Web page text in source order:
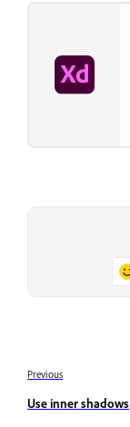
Previous
Use inner shadows